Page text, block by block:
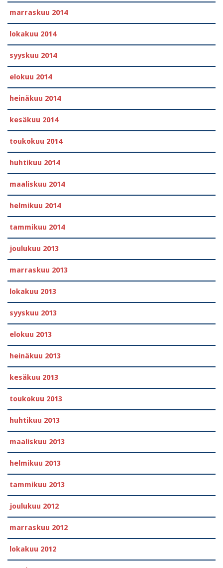
marraskuu 2014
lokakuu 2014
syyskuu 2014
elokuu 2014
heinäkuu 2014
kesäkuu 2014
toukokuu 2014
huhtikuu 2014
maaliskuu 2014
helmikuu 2014
tammikuu 2014
joulukuu 2013
marraskuu 2013
lokakuu 2013
syyskuu 2013
elokuu 2013
heinäkuu 2013
kesäkuu 2013
toukokuu 2013
huhtikuu 2013
maaliskuu 2013
helmikuu 2013
tammikuu 2013
joulukuu 2012
marraskuu 2012
lokakuu 2012